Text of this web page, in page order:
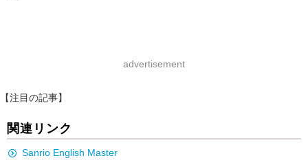
advertisement
【注目の記事】
関連リンク
Sanrio English Master